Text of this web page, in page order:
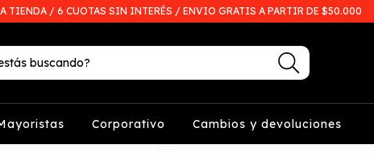
TIENDA / 6 CUOTAS SIN INTERÉS / ENVIO GRATIS A PARTIR DE $50.000
Corporativo Cambios y devoluciones